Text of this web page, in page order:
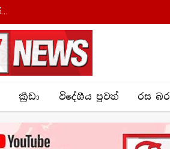
ආණ්ඩුක්‍රම ව්‍යවස්ථාව සහ අධිකරණ සංවිධාන පනත සංශෝධනය කිරීමට කැබිනට් අනුමැතිය
ක්‍රී​ඩා විදේශීය පුවත් රස බ​ර